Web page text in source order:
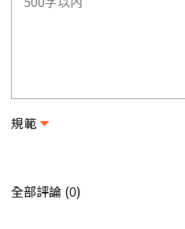
規範
全部評論 (0)